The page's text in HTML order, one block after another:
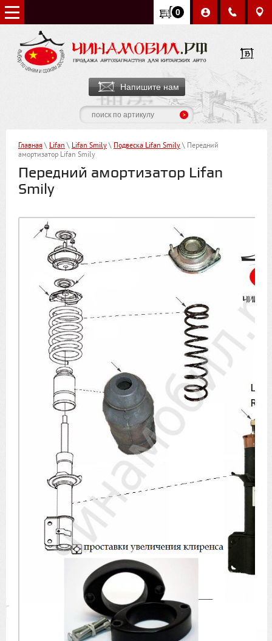
0
Напишите нам
Главная \ Lifan \ Lifan Smily \ Подвеска Lifan Smily \ Передний
амортизатор Lifan Smily
Передний амортизатор Lifan
Smily